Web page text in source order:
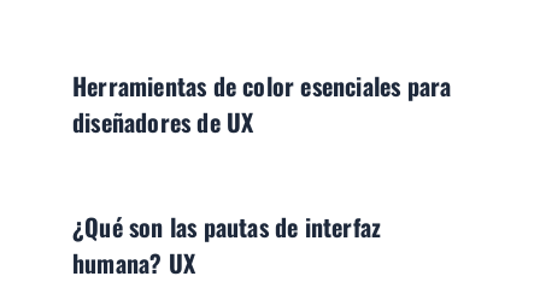
Herramientas de color esenciales para
diseñadores de UX
¿Qué son las pautas de interfaz
humana? UX